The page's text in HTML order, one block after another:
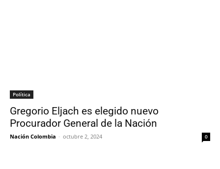
Política
Gregorio Eljach es elegido nuevo
Procurador General de la Nación
Nación Colombia - octubre 2, 2024 0